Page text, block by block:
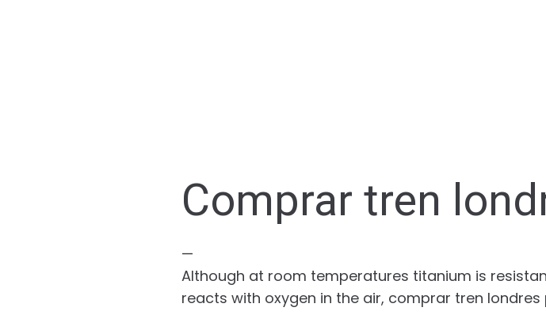
Comprar tren
—
Although at room temperatures titanium is
reacts with oxygen in the air, comprar tren